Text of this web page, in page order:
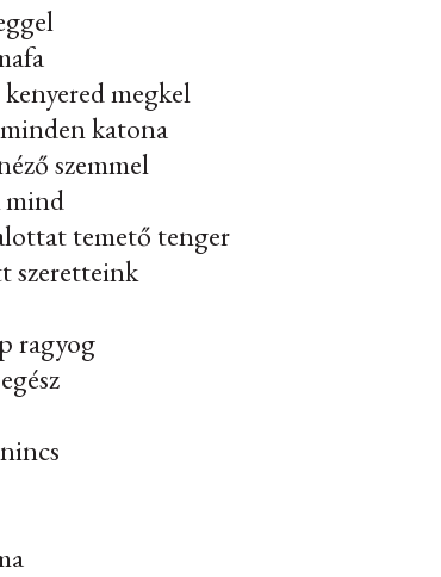
megkel
katona
szemmel
mind
temető tenger
szeretteink
ragyog